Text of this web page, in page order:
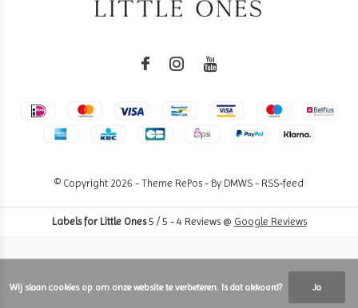
© Copyright 2026 - Theme RePos - By DMWS - RSS-feed
Labels for Little Ones5 / 5 - 4 Reviews @ Google Reviews
Wij slaan cookies op om onze website te verbeteren. Is dat akkoord? Ja